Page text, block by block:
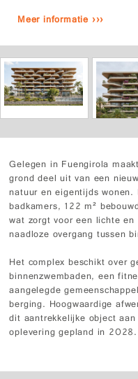
Meer informatie ›››
Gelegen in Fuengirola
grond deel uit van een
natuur en eigentijds
badkamers, 122 m²
wat zorgt voor een lichte
naadloze overgang tussen
Het complex beschikt over
binnenzwembaden, een
aangelegde
berging. Hoogwaardige
dit aantrekkelijke object
oplevering gepland in 2028.